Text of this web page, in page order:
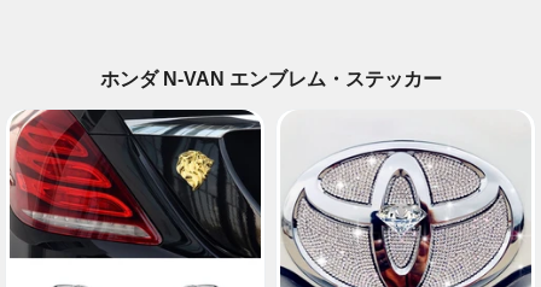
ホンダ N-VAN エンブレム・ステッカー